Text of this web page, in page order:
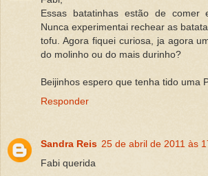
Essas batatinhas estão de comer
Nunca experimentai rechear as
tofu. Agora fiquei curiosa, ja agora
do molinho ou do mais durinho?
Beijinhos espero que tenha tido uma
Responder
Sandra Reis 25 de abril de 2011 às
Fabi querida